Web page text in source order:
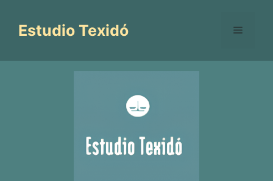
contenido
Estudio Texidó Menú